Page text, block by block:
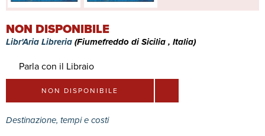
NON DISPONIBILE
Libr'Aria Libreria(Fiumefreddo di Sicilia , Italia)
Parla con il Libraio
NON DISPONIBILE
Destinazione, tempi e costi